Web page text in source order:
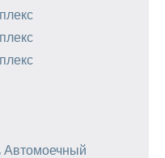
Автомоечный